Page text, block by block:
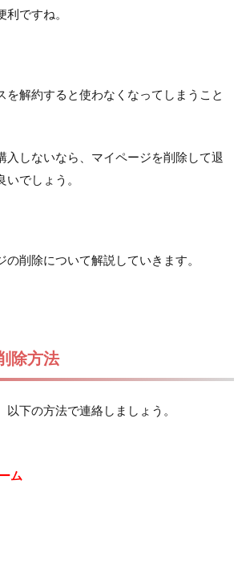
ですね。
を解約すると使わなくなってしまうこと
入しないなら、マイページを削除して退
でしょう。
の削除について解説していきます。
除方法
以下の方法で連絡しましょう。
ム